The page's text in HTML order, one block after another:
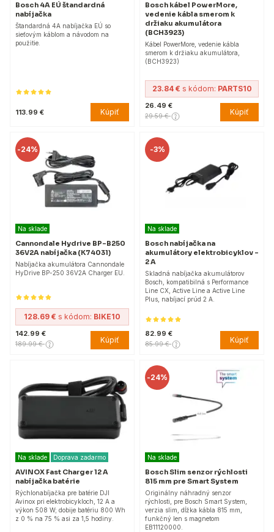
Bosch 4A EÚ štandardná
nabíjačka
Štandardná 4A nabíjačka EÚ so
sieťovým káblom a návodom na
použitie.
113.99 € Kúpiť
Bosch kábel PowerMore,
vedenie kábla smerom k
držiaku akumulátora
(BCH3923)
Kábel PowerMore, vedenie kábla
smerom k držiaku akumulátora,
(BCH3923)
23.84 € s kódom: PARTS10
26.49 €
29.59 € Kúpiť
-24%
Na sklade
Cannondale Hydrive BP-B250
36V2A nabíjačka (K74031)
Nabíjačka akumulátora Cannondale
HyDrive BP-250 36V2A Charger EU.
128.69 € s kódom: BIKE10
142.99 €
189.99 € Kúpiť
-3%
Na sklade
Bosch nabíjačka na
akumulátory elektrobicyklov –
2 A
Skladná nabíjačka akumulátorov
Bosch, kompatibilná s Performance
Line CX, Active Line a Active Line
Plus, nabíjací prúd 2 A.
82.99 €
85.99 € Kúpiť
Na sklade Doprava zadarmo
AVINOX Fast Charger 12 A
nabíjačka batérie
Rýchlonabíjačka pre batérie DJI
Avinox pri elektrobicykloch, 12 A a
výkon 508 W; dobije batériu 800 Wh
z 0 % na 75 % asi za 1,5 hodiny.
-24%
Na sklade
Bosch Slim senzor rýchlosti
815 mm pre Smart System
Originálny náhradný senzor
rýchlosti, pre Bosch Smart System,
verzia slim, dĺžka kábla 815 mm,
funkčný len s magnetom
EB11120000.